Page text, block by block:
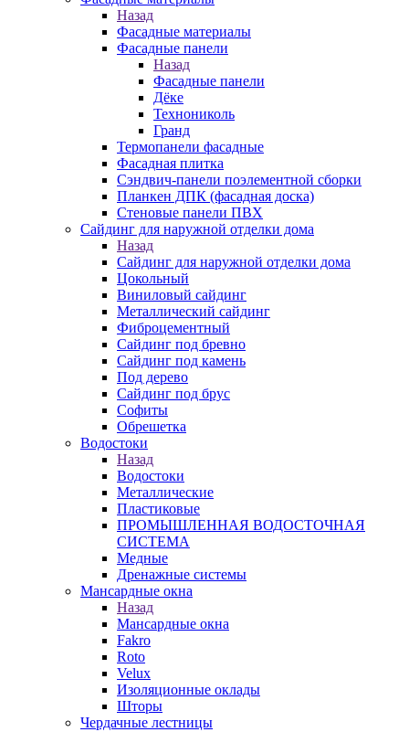
Назад
Фасадные материалы
Фасадные панели
Назад
Фасадные панели
Дёке
Технониколь
Гранд
Термопанели фасадные
Фасадная плитка
Сэндвич-панели поэлементной сборки
Планкен ДПК (фасадная доска)
Стеновые панели ПВХ
Сайдинг для наружной отделки дома
Назад
Сайдинг для наружной отделки дома
Цокольный
Виниловый сайдинг
Металлический сайдинг
Фиброцементный
Сайдинг под бревно
Сайдинг под камень
Под дерево
Сайдинг под брус
Софиты
Обрешетка
Водостоки
Назад
Водостоки
Металлические
Пластиковые
ПРОМЫШЛЕННАЯ ВОДОСТОЧНАЯ
СИСТЕМА
Медные
Дренажные системы
Мансардные окна
Назад
Мансардные окна
Fakro
Roto
Velux
Изоляционные оклады
Шторы
Чердачные лестницы